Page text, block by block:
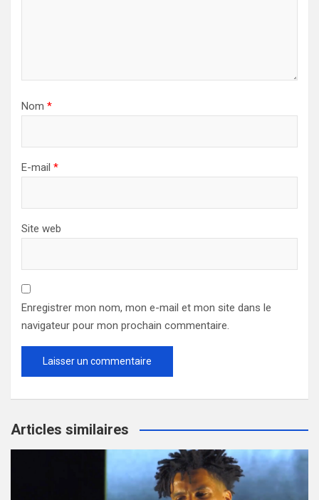
Nom *
E-mail *
Site web
Enregistrer mon nom, mon e-mail et mon site dans le
navigateur pour mon prochain commentaire.
Articles similaires